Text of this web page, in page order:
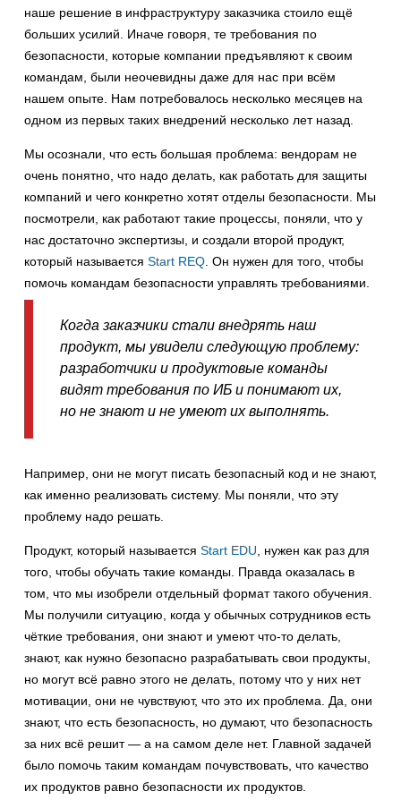
наше решение в инфраструктуру заказчика стоило ещё
больших усилий. Иначе говоря, те требования по
безопасности, которые компании предъявляют к своим
командам, были неочевидны даже для нас при всём
нашем опыте. Нам потребовалось несколько месяцев на
одном из первых таких внедрений несколько лет назад.
Мы осознали, что есть большая проблема: вендорам не
очень понятно, что надо делать, как работать для защиты
компаний и чего конкретно хотят отделы безопасности. Мы
посмотрели, как работают такие процессы, поняли, что у
нас достаточно экспертизы, и создали второй продукт,
который называется Start REQ. Он нужен для того, чтобы
помочь командам безопасности управлять требованиями.
Когда заказчики стали внедрять наш
продукт, мы увидели следующую проблему:
разработчики и продуктовые команды
видят требования по ИБ и понимают их,
но не знают и не умеют их выполнять.
Например, они не могут писать безопасный код и не знают,
как именно реализовать систему. Мы поняли, что эту
проблему надо решать.
Продукт, который называется Start EDU , нужен как раз для
того, чтобы обучать такие команды. Правда оказалась в
том, что мы изобрели отдельный формат такого обучения.
Мы получили ситуацию, когда у обычных сотрудников есть
чёткие требования, они знают и умеют что-то делать,
знают, как нужно безопасно разрабатывать свои продукты,
но могут всё равно этого не делать, потому что у них нет
мотивации, они не чувствуют, что это их проблема. Да, они
знают, что есть безопасность, но думают, что безопасность
за них всё решит — а на самом деле нет. Главной задачей
было помочь таким командам почувствовать, что качество
их продуктов равно безопасности их продуктов.